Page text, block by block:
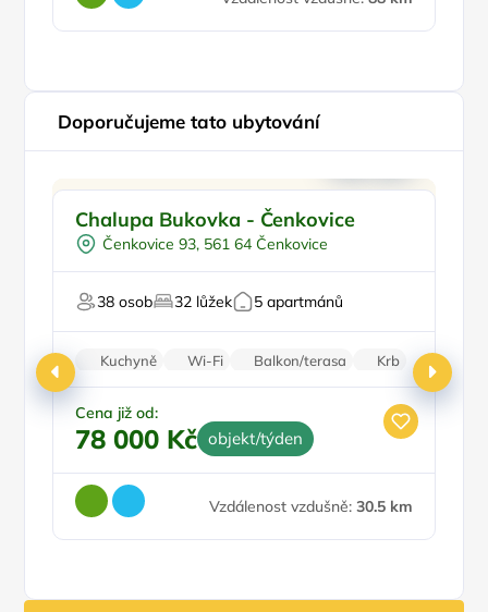
Doporučujeme tato ubytování
Vířivka
Sauna
Oslavy/párty
Firemní akce/teambuilding
Chalupa Bukovka - Čenkovice
Čenkovice 93, 561 64 Čenkovice
38 osob 32 lůžek 5 apartmánů
Kuchyně Wi-Fi Balkon/terasa
Krb
Klimatizace
Cena již od:
78 000 Kč objekt/týden
Vzdálenost vzdušně: 30.5 km